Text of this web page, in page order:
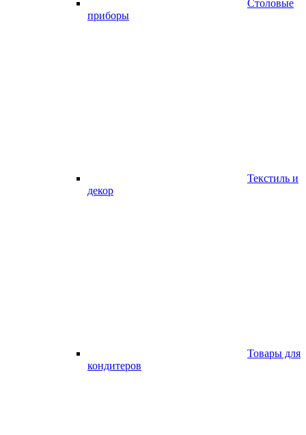
Столовые
приборы
Текстиль и
декор
Товары для
кондитеров